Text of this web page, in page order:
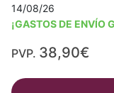
14/08/26
¡GASTOS DE ENVÍO
PVP. 38,90€